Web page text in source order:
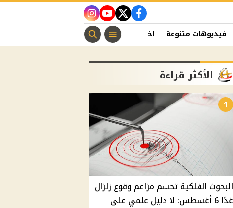
facebook
twitter
youtube
instagram
فيديوهات متنوعة اخبار الفن منوعات مسيحية
الأكثر قراءة
1
البحوث الفلكية تحسم مزاعم وقوع زلزال
غدًا 6 أغسطس: لا دليل علمي على